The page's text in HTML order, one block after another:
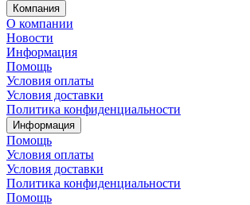
Компания
О компании
Новости
Информация
Помощь
Условия оплаты
Условия доставки
Политика конфиденциальности
Информация
Помощь
Условия оплаты
Условия доставки
Политика конфиденциальности
Помощь